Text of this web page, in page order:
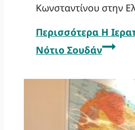
Κωνσταντίνου στην
Περισσότερα Η
Νότιο Σουδάν